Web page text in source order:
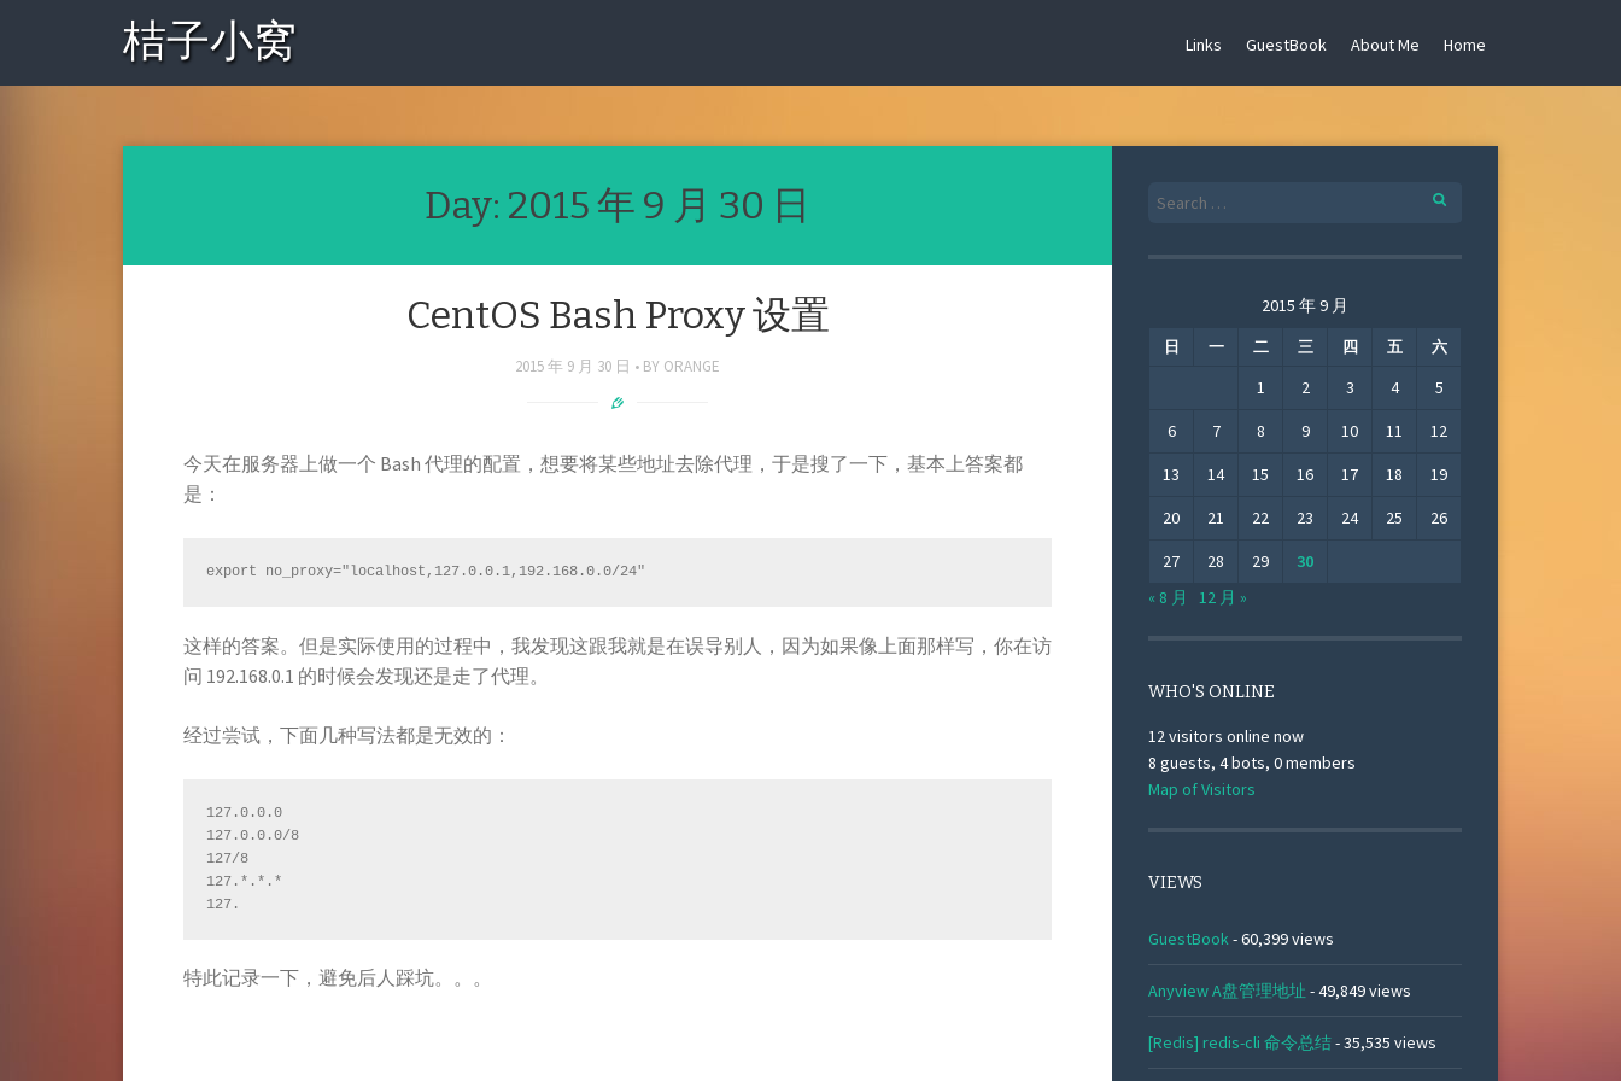
桔子小窝 Links GuestBook About Me Home
Day: 2015 年 9 月 30 日
CentOS Bash Proxy 设置
2015 年 9 月 30 日 BY ORANGE
今天在服务器上做一个 Bash 代理的配置，想要将某些地址去除代理，于是搜了一下，基本上答案都
是：
export no_proxy="localhost,127.0.0.1,192.168.0.0/24"
这样的答案。但是实际使用的过程中，我发现这跟我就是在误导别人，因为如果像上面那样写，你在访
问 192.168.0.1 的时候会发现还是走了代理。
经过尝试，下面几种写法都是无效的：
127.0.0.0
127.0.0.0/8
127/8
127.*.*.*
127.
特此记录一下，避免后人踩坑。。。
Search
2015 年 9 月
日 一 二 三 四 五 六
1 2 3 4
5
6
7 8 9 10 11
12
13
14 15 16 17 18
19
20
21 22 23 24 25
26
27
28 29
30
« 8 月
12 月 »
WHO'S ONLINE
12 visitors online now
8 guests, 4 bots, 0 members
Map of Visitors
VIEWS
GuestBook- 60,399 views
Anyview A盘管理地址 - 49,849 views
[Redis] redis-cli 命令总结- 35,535 views